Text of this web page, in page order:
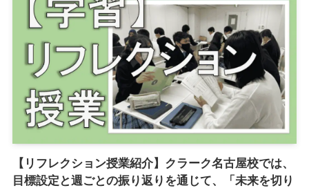
【リフレクション授業紹介】クラーク名古屋校では、
目標設定と週ごとの振り返りを通じて、「未来を切り